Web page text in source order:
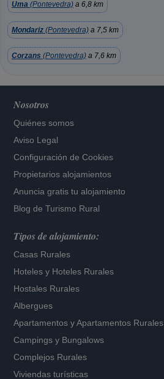
Uma (Pontevedra) a 6,8 km
Mondariz (Pontevedra) a 7,5 km
Corzans (Pontevedra) a 7,6 km
Nosotros
Quiénes somos
Aviso Legal
Configuración de Cookies
Propietarios alojamientos
Anuncia gratis tu alojamiento
Blog de Turismo Rural
Tipos de alojamiento:
Casas Rurales
Hoteles y Hoteles Rurales
Hostales Rurales
Albergues
Apartamentos yApartamentos Rurales
Campings y Bungalows
Complejos Rurales
Viviendas turísticas